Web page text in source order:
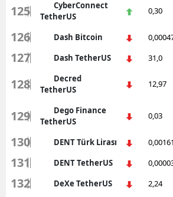
125
CyberConnect
TetherUS
0,30
126 Dash Bitcoin
127 Dash TetherUS 31,0
128
Decred
TetherUS
12,97
129
Dego Finance
TetherUS
0,03
130 DENT Türk Lirası 0,00161
131 DENT TetherUS
132 DeXe TetherUS 2,24